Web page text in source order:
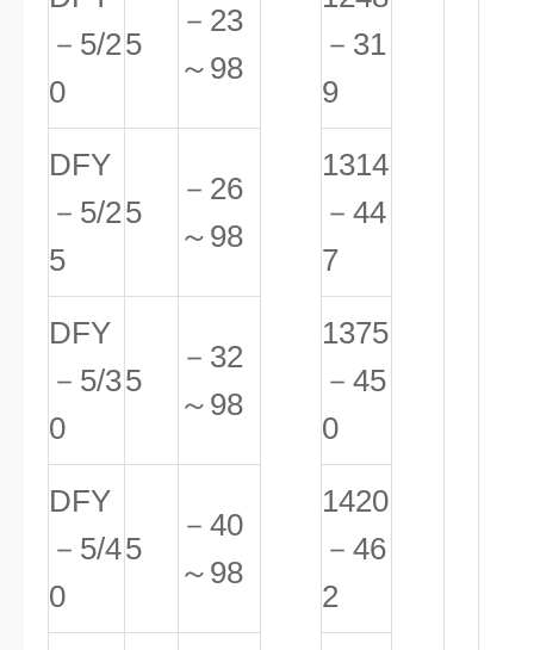
－5/2
0
5
－23
～98
－31
9
DFY
－5/2
5
5
－26
～98
1314
－44
7
DFY
－5/3
0
5
－32
～98
1375
－45
0
DFY
－5/4
0
5
－40
～98
1420
－46
2